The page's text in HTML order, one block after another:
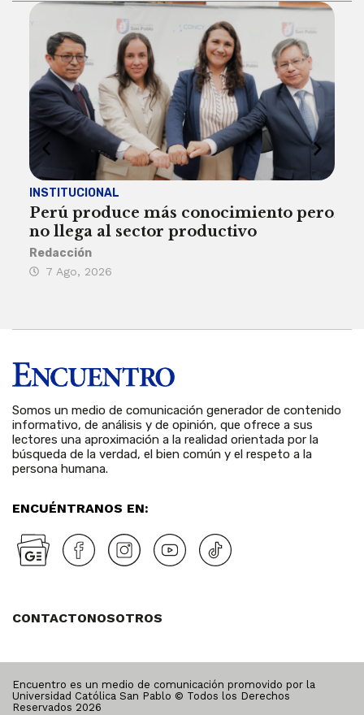
INSTITUCIONAL
Perú produce más conocimiento pero
no llega al sector productivo
Redacción
7 Ago, 2026
Somos un medio de comunicación generador de contenido
informativo, de análisis y de opinión, que ofrece a sus
lectores una aproximación a la realidad orientada por la
búsqueda de la verdad, el bien común y el respeto a la
persona humana.
ENCUÉNTRANOS EN:
CONTACTONOSOTROS
Encuentro es un medio de comunicación promovido por la
Universidad Católica San Pablo © Todos los Derechos
Reservados 2026